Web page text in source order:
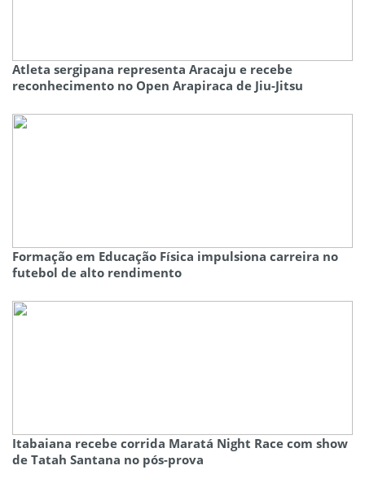
Atleta sergipana representa Aracaju e recebe
reconhecimento no Open Arapiraca de Jiu-Jitsu
Formação em Educação Física impulsiona carreira no
futebol de alto rendimento
Itabaiana recebe corrida Maratá Night Race com show
de Tatah Santana no pós-prova